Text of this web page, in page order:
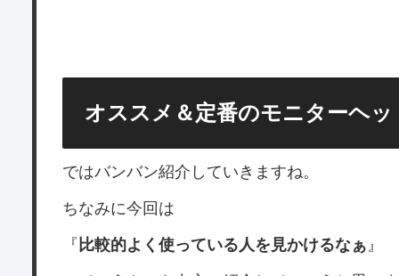
オススメ＆定番のモニターヘッ
ではバンバン紹介していきますね。
ちなみに今回は
『 比較的よく使っている人を見かけるなぁ』